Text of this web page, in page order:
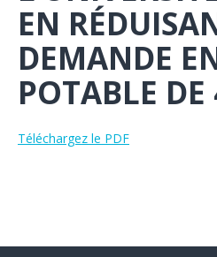
EN
DEMANDE
POTABLE DE
Téléchargez le PDF